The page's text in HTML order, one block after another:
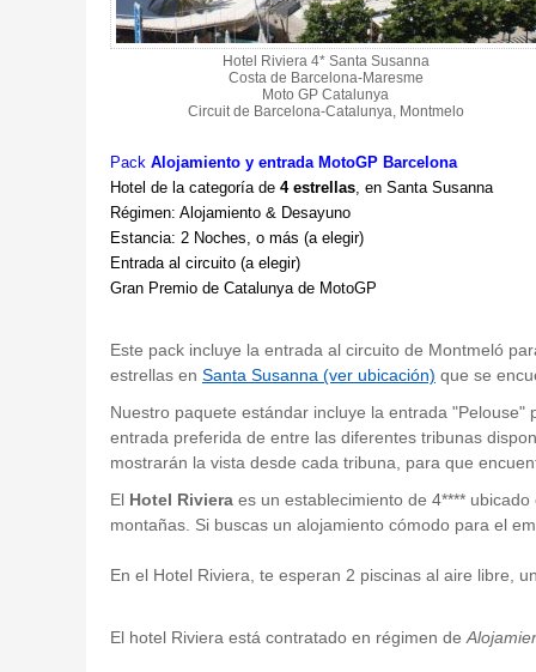
Hotel Riviera 4* Santa Susanna
Costa de Barcelona-Maresme
Moto GP Catalunya
Circuit de Barcelona-Catalunya, Montmelo
Pack Alojamiento y entrada MotoGP Barcelona
Hotel de la categoría de 4 estrellas, en Santa Susanna
Régimen: Alojamiento & Desayuno
Estancia: 2 Noches, o más (a elegir)
Entrada al circuito (a elegir)
Gran Premio de Catalunya de MotoGP
Este pack incluye la entrada al circuito de Montmeló
estrellas en Santa Susanna (ver ubicación) que se
Nuestro paquete estándar incluye la entrada
entrada preferida de entre las diferentes tribunas
mostrarán la vista desde cada tribuna, para que
El Hotel Riviera es un establecimiento de 4****
montañas. Si buscas un alojamiento cómodo para el
En el Hotel Riviera, te esperan 2 piscinas al aire libre,
El hotel Riviera está contratado en régimen de